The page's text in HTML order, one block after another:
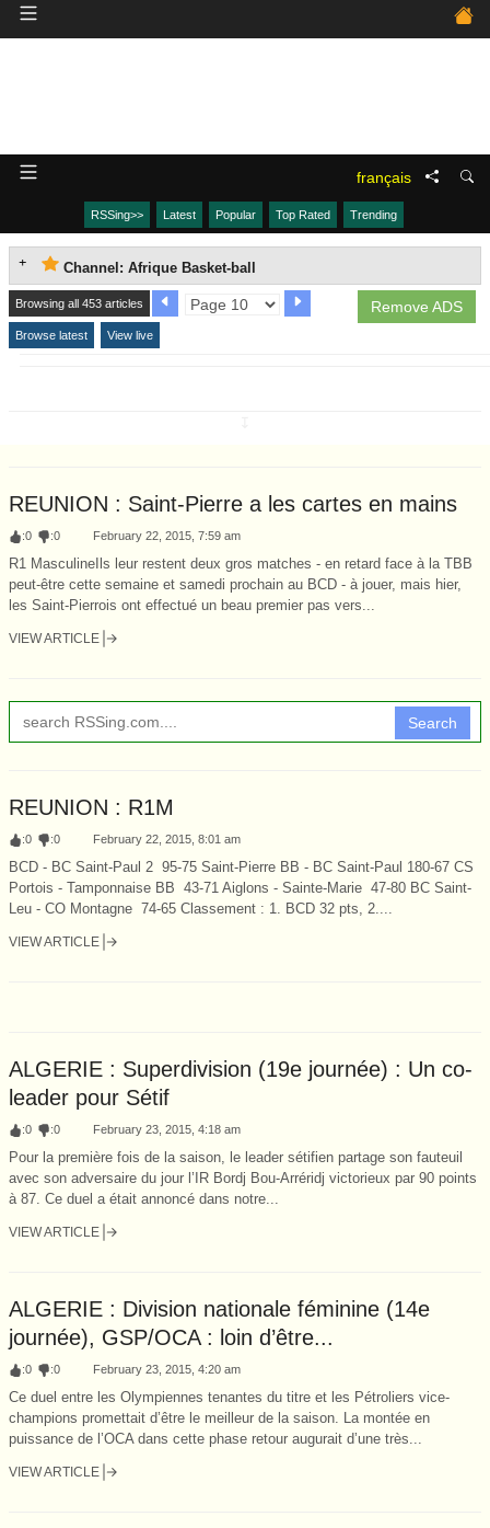
français
RSSing>> Latest Popular Top Rated Trending
Channel: Afrique Basket-ball
Remove ADS
Browsing all 453 articles
Browse latest View live
REUNION : Saint-Pierre a les cartes en mains
:0 :0 February 22, 2015, 7:59 am
R1 MasculineIls leur restent deux gros matches - en retard face à la TBB
peut-être cette semaine et samedi prochain au BCD - à jouer, mais hier,
les Saint-Pierrois ont effectué un beau premier pas vers...
VIEW ARTICLE
Search
REUNION : R1M
:0 :0 February 22, 2015, 8:01 am
BCD - BC Saint-Paul 2 95-75 Saint-Pierre BB - BC Saint-Paul 180-67 CS
Portois - Tamponnaise BB 43-71 Aiglons - Sainte-Marie 47-80 BC Saint-
Leu - CO Montagne 74-65 Classement : 1. BCD 32 pts, 2....
VIEW ARTICLE
ALGERIE : Superdivision (19e journée) : Un co-
leader pour Sétif
:0 :0 February 23, 2015, 4:18 am
Pour la première fois de la saison, le leader sétifien partage son fauteuil
avec son adversaire du jour l’IR Bordj Bou-Arréridj victorieux par 90 points
à 87. Ce duel a était annoncé dans notre...
VIEW ARTICLE
ALGERIE : Division nationale féminine (14e
journée), GSP/OCA : loin d’être...
:0 :0 February 23, 2015, 4:20 am
Ce duel entre les Olympiennes tenantes du titre et les Pétroliers vice-
champions promettait d’être le meilleur de la saison. La montée en
puissance de l’OCA dans cette phase retour augurait d’une très...
VIEW ARTICLE